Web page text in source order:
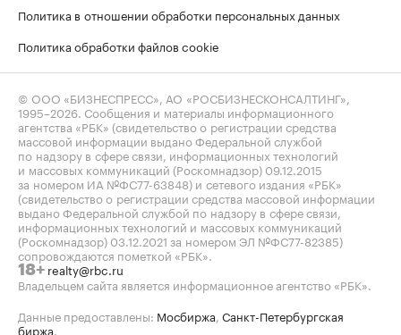
Политика в отношении обработки персональных данных
Политика обработки файлов cookie
© ООО «БИЗНЕСПРЕСС», АО «РОСБИЗНЕСКОНСАЛТИНГ»,
1995–2026 . Сообщения и материалы информационного
агентства «РБК» (свидетельство о регистрации средства
массовой информации выдано Федеральной службой
по надзору в сфере связи, информационных технологий
и массовых коммуникаций (Роскомнадзор) 09.12.2015
за номером ИА №ФС77-63848) и сетевого издания «РБК»
(свидетельство о регистрации средства массовой информации
выдано Федеральной службой по надзору в сфере связи,
информационных технологий и массовых коммуникаций
(Роскомнадзор) 03.12.2021 за номером ЭЛ №ФС77-82385)
сопровождаются пометкой «РБК».
18+ realty@rbc.ru
Владельцем сайта является информационное агентство «РБК».
Данные предоставлены: Мосбиржа Санкт-Петербургская
биржа